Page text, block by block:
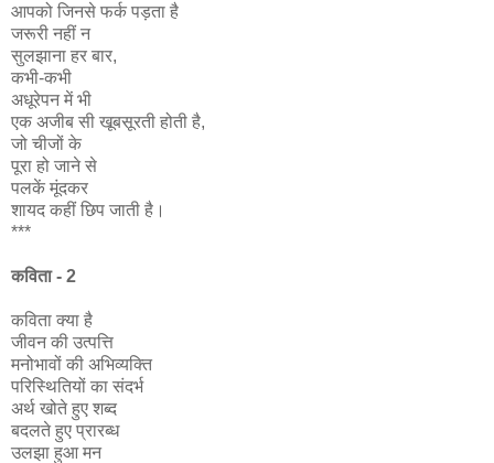
आपको जिनसे फर्क पड़ता है
जरूरी नहीं न
सुलझाना हर बार,
कभी-कभी
अधूरेपन में भी
एक अजीब सी खूबसूरती होती है,
जो चीजों के
पूरा हो जाने से
पलकें मूंदकर
शायद कहीं छिप जाती है।
***
कविता - 2
कविता क्या है
जीवन की उत्पत्ति
मनोभावों की अभिव्यक्ति
परिस्थितियों का संदर्भ
अर्थ खोते हुए शब्द
बदलते हुए प्रारब्ध
उलझा हुआ मन